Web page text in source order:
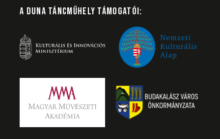
A DUNA TÁNCMŰHELY TÁMOGATÓI: